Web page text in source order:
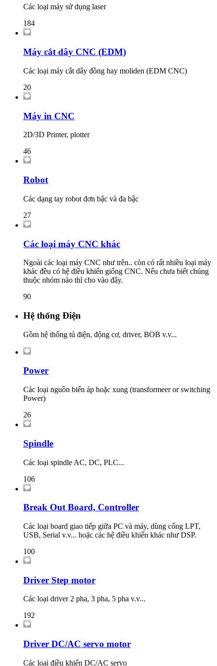
Các loại máy sử dụng laser
184
Máy cắt dây CNC (EDM)
Các loại máy cắt dây đồng hay moliden (EDM CNC)
20
Máy in CNC
2D/3D Printer, plotter
46
Robot
Các dạng tay robot đơn bậc và đa bậc
27
Các loại máy CNC khác
Ngoài các loại máy CNC như trên.. còn có rất nhiều loại máy
khác đều có hệ điều khiển giống CNC. Nếu chưa biết chúng
thuộc nhóm nào thì cho vào đây.
90
Hệ thống Điện
Gồm hệ thống tủ điện, động cơ, driver, BOB v.v...
Power
Các loại nguồn biến áp hoặc xung (transformeer or switching
Power)
26
Spindle
Các loại spindle AC, DC, PLC...
106
Break Out Board, Controller
Các loại board giao tiếp giữa PC và máy, dùng cổng LPT,
USB, Serial v.v... hoặc các hệ điều khiển khác như DSP.
100
Driver Step motor
Các loại driver 2 pha, 3 pha, 5 pha v.v...
192
Driver DC/AC servo motor
Các loại điều khiển DC/AC servo